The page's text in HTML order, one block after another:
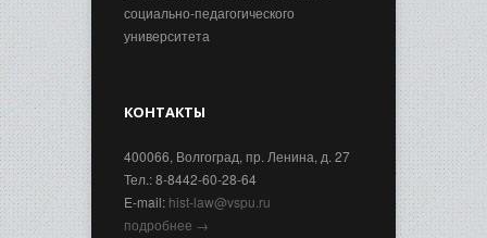
социально-педагогического
университета
КОНТАКТЫ
400066, Волгоград, пр. Ленина, д. 27
Тел.: 8-8442-60-28-64
E-mail: hist-law@vspu.ru
подробнее →